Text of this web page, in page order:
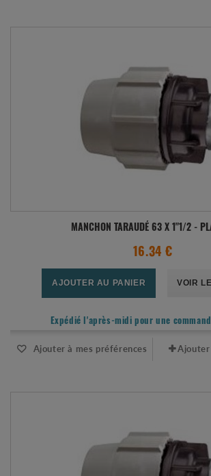
MANCHON TARAUDÉ 63 X 1"1/2 -
16.34 €
AJOUTER AU PANIER VOIR
Expédié l'après-midi pour une
Ajouter à mes préférences